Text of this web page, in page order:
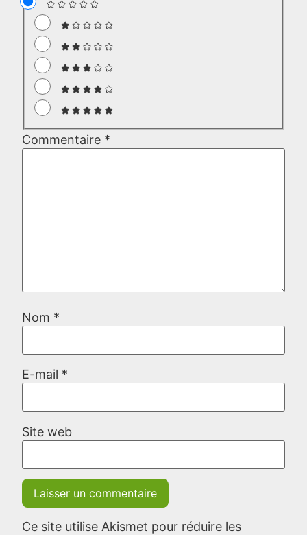
Commentaire *
Nom *
E-mail *
Site web
Ce site utilise Akismet pour réduire les